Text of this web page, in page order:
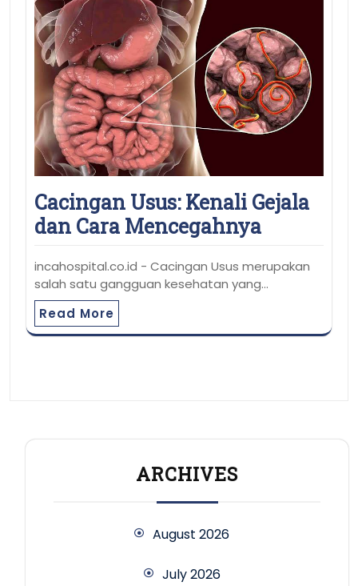
Cacingan Usus: Kenali Gejala
dan Cara Mencegahnya
incahospital.co.id - Cacingan Usus merupakan
salah satu gangguan kesehatan yang…
Read More
ARCHIVES
August 2026
July 2026